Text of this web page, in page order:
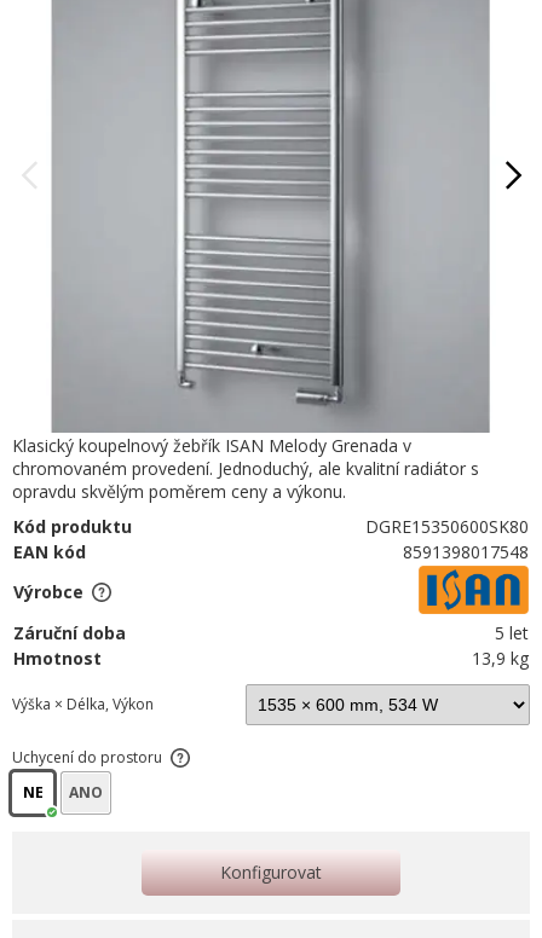
Klasický koupelnový žebřík ISAN Melody Grenada v
chromovaném provedení. Jednoduchý, ale kvalitní radiátor s
opravdu skvělým poměrem ceny a výkonu.
Kód produktu
DGRE15350600SK80
EAN kód
8591398017548
Výrobce
Záruční doba
5 let
Hmotnost
13,9 kg
Výška × Délka, Výkon
Uchycení do prostoru
NE
ANO
Konfigurovat